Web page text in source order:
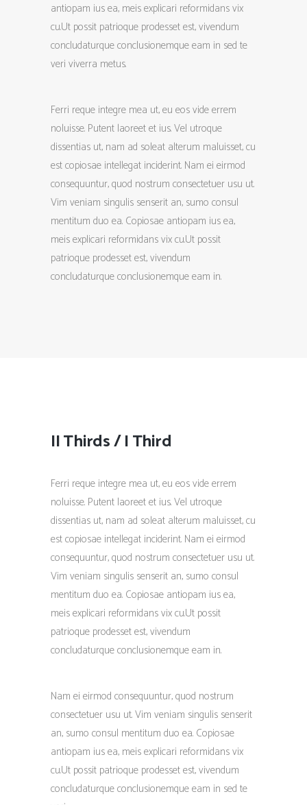
antiopam ius ea, meis explicari reformidans vix
cu.Ut possit patrioque prodesset est, vivendum
concludaturque conclusionemque eam in sed te
veri viverra metus.
Ferri reque integre mea ut, eu eos vide errem
noluisse. Putent laoreet et ius. Vel utroque
dissentias ut, nam ad soleat alterum maluisset, cu
est copiosae intellegat inciderint. Nam ei eirmod
consequuntur, quod nostrum consectetuer usu ut.
Vim veniam singulis senserit an, sumo consul
mentitum duo ea. Copiosae antiopam ius ea,
meis explicari reformidans vix cu.Ut possit
patrioque prodesset est, vivendum
concludaturque conclusionemque eam in.
II Thirds / I Third
Ferri reque integre mea ut, eu eos vide errem
noluisse. Putent laoreet et ius. Vel utroque
dissentias ut, nam ad soleat alterum maluisset, cu
est copiosae intellegat inciderint. Nam ei eirmod
consequuntur, quod nostrum consectetuer usu ut.
Vim veniam singulis senserit an, sumo consul
mentitum duo ea. Copiosae antiopam ius ea,
meis explicari reformidans vix cu.Ut possit
patrioque prodesset est, vivendum
concludaturque conclusionemque eam in.
Nam ei eirmod consequuntur, quod nostrum
consectetuer usu ut. Vim veniam singulis senserit
an, sumo consul mentitum duo ea. Copiosae
antiopam ius ea, meis explicari reformidans vix
cu.Ut possit patrioque prodesset est, vivendum
concludaturque conclusionemque eam in sed te